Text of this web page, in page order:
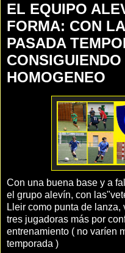
EL EQUIPO
FORMA: CON
PASADA
HOMOGENEO
Con una buena base y a
el grupo alevín, con
Lleir como punta de
tres jugadoras más por
entrenamiento ( no varíen
temporada )